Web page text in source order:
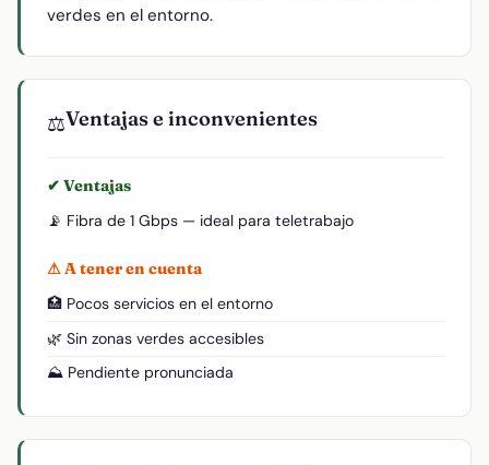
verdes en el entorno.
⚖️Ventajas e inconvenientes
✔ Ventajas
📡 Fibra de 1 Gbps — ideal para teletrabajo
⚠ A tener en cuenta
🏥 Pocos servicios en el entorno
🌿 Sin zonas verdes accesibles
⛰️ Pendiente pronunciada